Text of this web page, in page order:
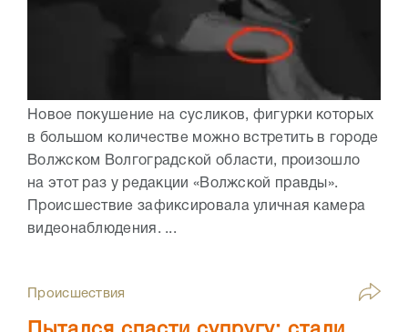
Новое покушение на сусликов, фигурки которых
в большом количестве можно встретить в городе
Волжском Волгоградской области, произошло
на этот раз у редакции «Волжской правды».
Происшествие зафиксировала уличная камера
видеонаблюдения. ...
Происшествия